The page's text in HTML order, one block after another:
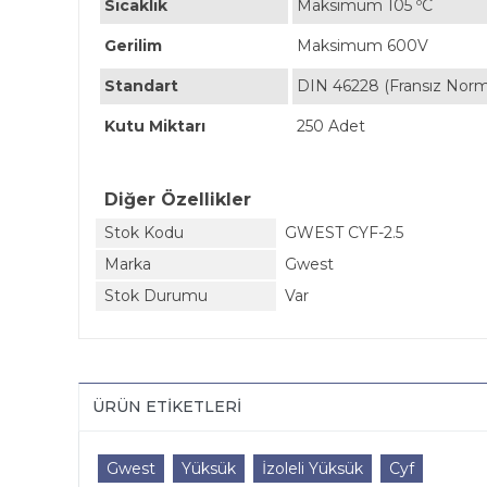
Sıcaklık Maksimum 105 ºC
Gerilim Maksimum 600V
Standart DIN 46228 (Fransız
Kutu Miktarı 250 Adet
Diğer Özellikler
Stok Kodu
GWEST CYF-2.5
Marka
Gwest
Stok Durumu
Var
ÜRÜN ETIKETLERI
Gwest Yüksük İzoleli Yüksük Cyf